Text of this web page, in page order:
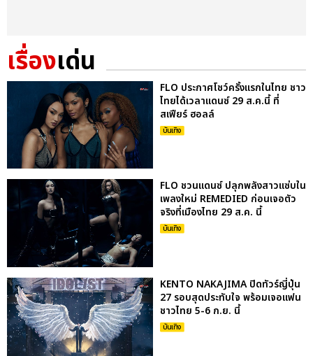
เรื่องเด่น
FLO ประกาศโชว์ครั้งแรกในไทย ชาว
ไทยได้เวลาแดนซ์ 29 ส.ค.นี้ ที่
สเฟียร์ ฮอลล์
บันเทิง
FLO ชวนแดนซ์ ปลุกพลังสาวแซ่บใน
เพลงใหม่ REMEDIED ก่อนเจอตัว
จริงที่เมืองไทย 29 ส.ค. นี้
บันเทิง
KENTO NAKAJIMA ปิดทัวร์ญี่ปุ่น
27 รอบสุดประทับใจ พร้อมเจอแฟน
ชาวไทย 5-6 ก.ย. นี้
บันเทิง